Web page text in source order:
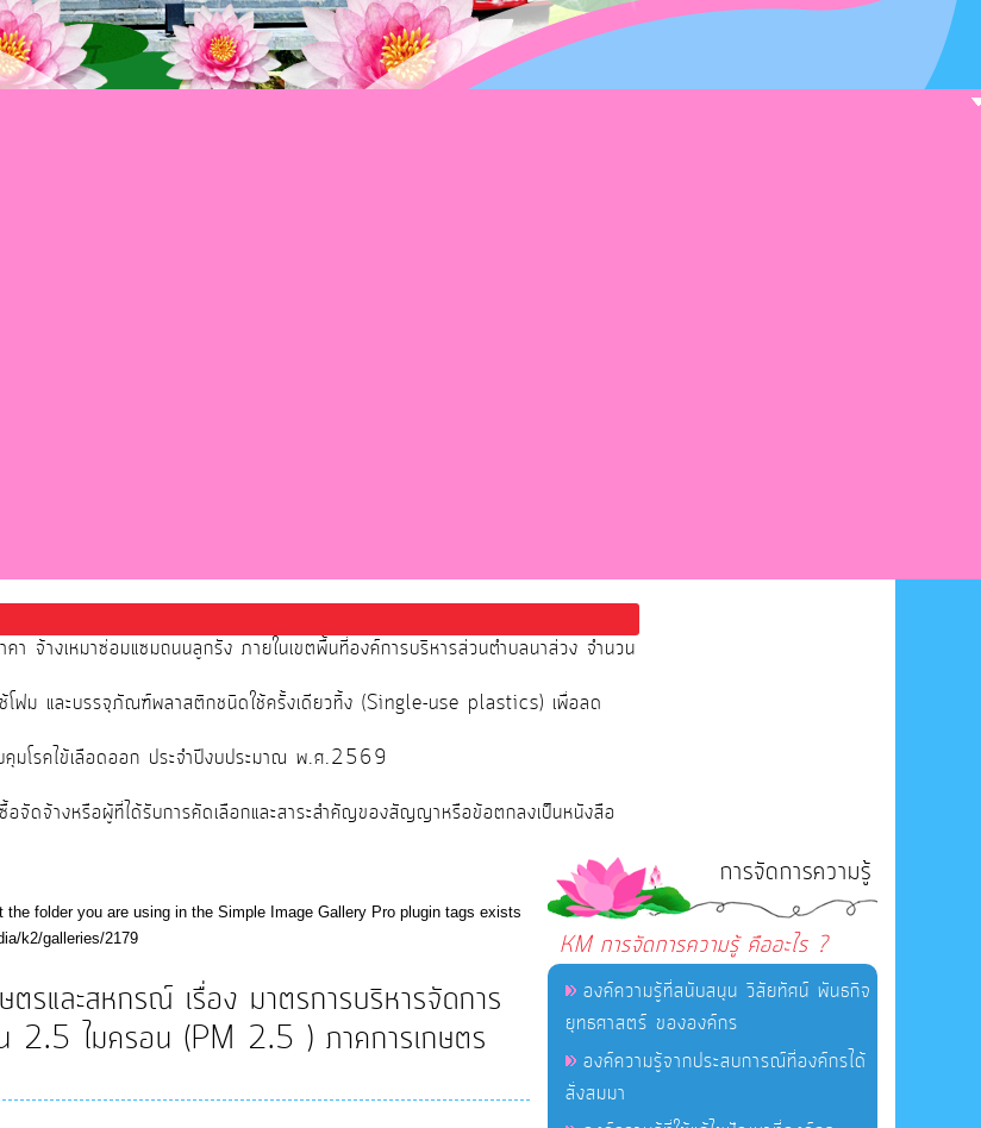
า จ้างเหมาซ่อมแซมถนนลูกรัง ภายในเขตพื้นที่องค์การบริหารส่วนตำบลนาส่วง จำนวน
โฟม และบรรจุภัณฑ์พลาสติกชนิดใช้ครั้งเดียวทิ้ง (Single-use plastics) เพื่อลด
คุมโรคไข้เลือดออก ประจำปีงบประมาณ พ.ศ.2569
จัดจ้างหรือผู้ที่ได้รับการคัดเลือกและสาระสำคัญของสัญญาหรือข้อตกลงเป็นหนังสือ
folder you are using in the Simple Image Gallery Pro plugin tags exists
k2/galleries/2179
ตรและสหกรณ์ เรื่อง มาตรการบริหารจัดการ
น 2.5 ไมครอน (PM 2.5 ) ภาคการเกษตร
การจัดการความรู้
KM การจัดการความรู้ คืออะไร ?
องค์ความรู้ที่สนับสนุน วิสัยทัศน์ พันธกิจ
ยุทธศาสตร์ ขององค์กร
องค์ความรู้จากประสบการณ์ที่องค์กรได้
สั่งสมมา